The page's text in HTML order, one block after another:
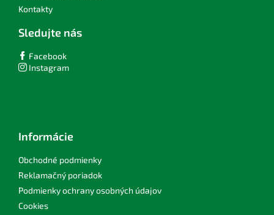
Kontakty
Sledujte nás
Facebook
Instagram
Informácie
Obchodné podmienky
Reklamačný poriadok
Podmienky ochrany osobných údajov
Cookies